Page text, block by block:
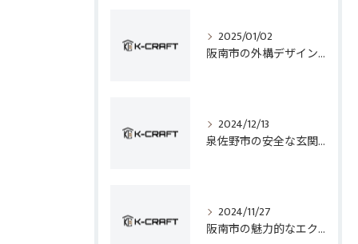
2025/01/02
阪南市の外構デザインとフェンス選びのポイント
2024/12/13
泉佐野市の安全な玄関手すり設置技術
2024/11/27
阪南市の魅力的なエクステリアデザイン